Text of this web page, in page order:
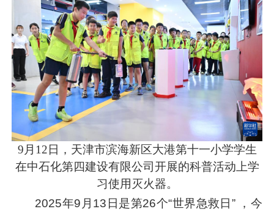
9月12日，天津市滨海新区大港第十一小学学生
在中石化第四建设有限公司开展的科普活动上学
习使用灭火器。
2025年9月13日是第26个“世界急救日” ，今